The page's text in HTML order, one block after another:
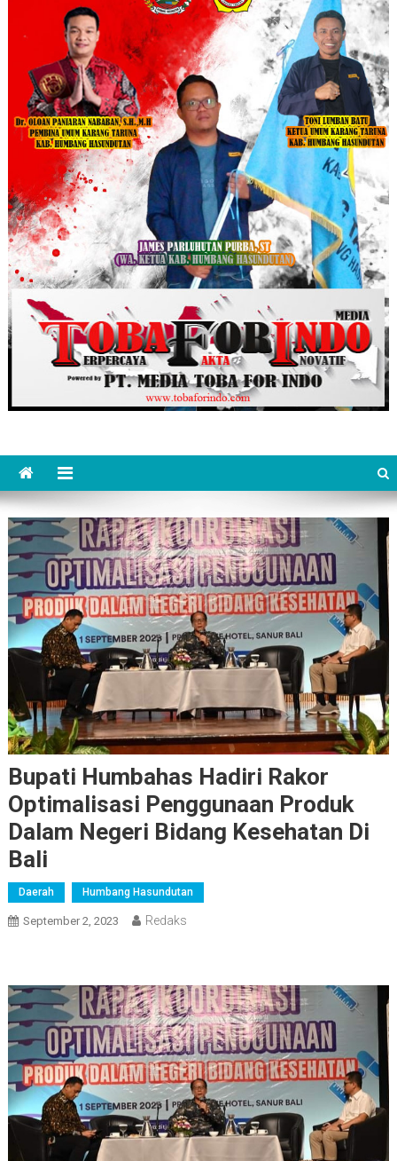
Bupati Humbahas Hadiri Rakor
Optimalisasi Penggunaan Produk
Dalam Negeri Bidang Kesehatan Di
Bali
Daerah Humbang Hasundutan
September 2, 2023 Redaks